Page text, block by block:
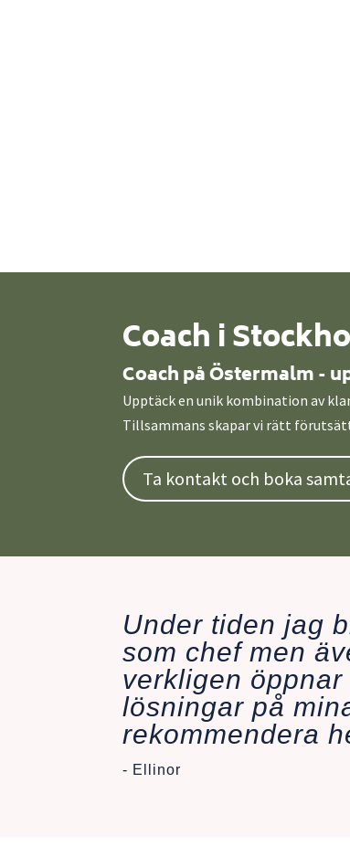
Coach i
Coach på Östermalm -
Upptäck en unik kombination av
Tillsammans skapar vi rätt
Ta kontakt och boka
Under tiden jag
som chef men
verkligen
lösningar på
rekommendera
- Ellinor